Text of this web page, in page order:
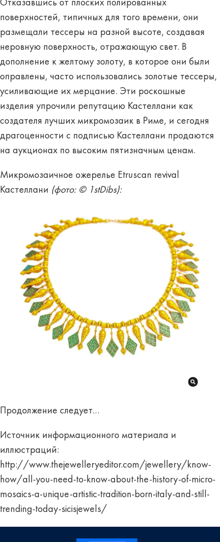
Отказавшись от плоских полированных
поверхностей, типичных для того времени, они
размещали тессеры на разной высоте, создавая
неровную поверхность, отражающую свет. В
дополнение к желтому золоту, в которое они были
оправлены, часто использовались золотые тессеры,
усиливающие их мерцание. Эти роскошные
изделия упрочили репутацию Кастеллани как
создателя лучших микромозаик в Риме, и сегодня
драгоценности с подписью Кастеллани продаются
на аукционах по высоким пятизначным ценам.
Микромозаичное ожерелье Etruscan revival
Кастеллани (фото: © 1stDibs):
Продолжение следует…
Источник информационного материала и
иллюстраций:
http://www.thejewelleryeditor.com/jewellery/know-
how/all-you-need-to-know-about-the-history-of-micro-
mosaics-a-unique-artistic-tradition-born-italy-and-still-
trending-today-sicisjewels/